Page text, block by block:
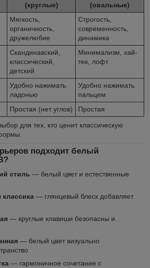
(круглые)
(овальные)
Мягкость,
органичность,
дружелюбие
Строгость,
современность,
динамика
Скандинавский,
классический,
детский
Минимализм, хай-
тек, лофт
Удобно нажимать
ладонью
Удобно нажимать
пальцем
Простая (нет углов) Простая
для тех, кто ценит классическую
подходит белый
стиль — белый цвет и естественные
— глянцевый блеск добавляет
— круглые клавиши безопасны и
— белый цвет визуально
— гармоничное сочетание с